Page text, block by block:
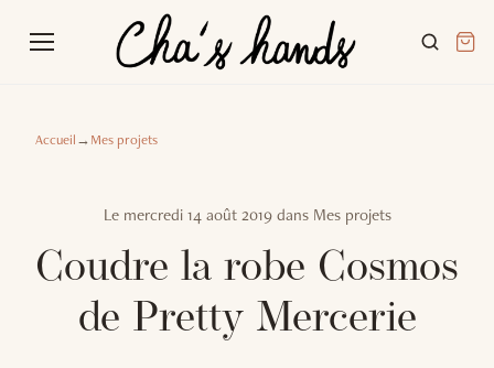
Accueil→Mes projets
Le mercredi 14 août 2019dans Mes projets
Coudre la robe Cosmos
de Pretty Mercerie